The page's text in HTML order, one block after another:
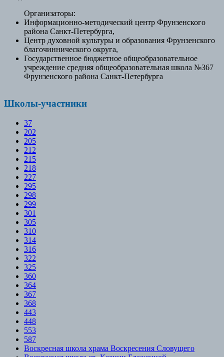
Организаторы:
Информационно-методический центр Фрунзенского
района Санкт-Петербурга,
Центр духовной культуры и образования Фрунзенского
благочиннического округа,
Государственное бюджетное общеобразовательное
учреждение средняя общеобразовательная школа №367
Фрунзенского района Санкт-Петербурга
Школы-участники
37
202
205
212
215
218
227
295
298
299
301
305
310
314
316
322
325
360
364
367
368
443
448
553
587
Воскресная школа храма Воскресения Словущего